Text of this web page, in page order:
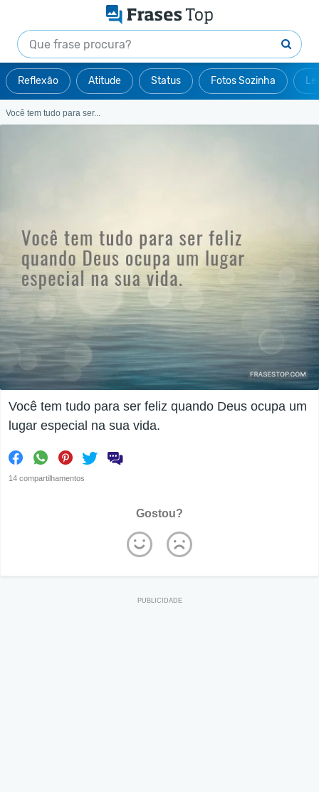
Reflexão Atitude Status Fotos Sozinha
Você tem tudo para ser...
Você tem tudo para ser feliz quando Deus ocupa um
lugar especial na sua vida.
14 compartilhamentos
Gostou?